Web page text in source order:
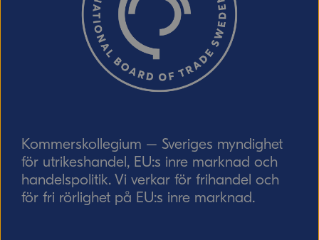
Kommerskollegium – Sveriges myndighet
för utrikeshandel, EU:s inre marknad och
handelspolitik. Vi verkar för frihandel och
för fri rörlighet på EU:s inre marknad.